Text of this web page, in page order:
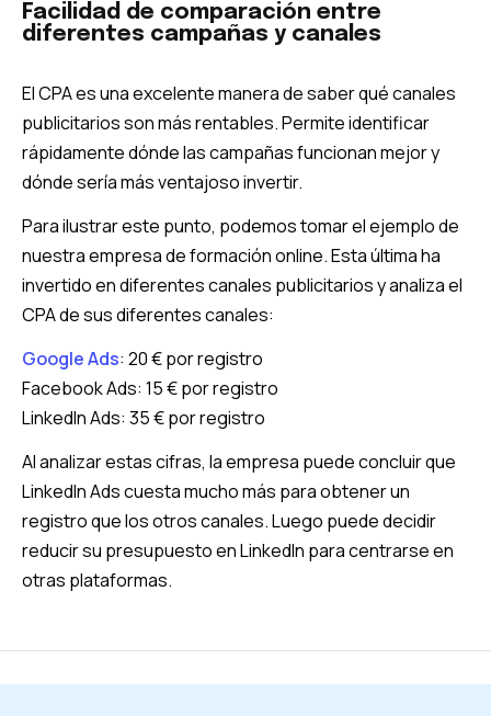
Facilidad de comparación entre
diferentes campañas y canales
El CPA es una excelente manera de saber qué canales
publicitarios son más rentables. Permite identificar
rápidamente dónde las campañas funcionan mejor y
dónde sería más ventajoso invertir.
Para ilustrar este punto, podemos tomar el ejemplo de
nuestra empresa de formación online. Esta última ha
invertido en diferentes canales publicitarios y analiza el
CPA de sus diferentes canales:
Google Ads: 20 € por registro
Facebook Ads: 15 € por registro
LinkedIn Ads: 35 € por registro
Al analizar estas cifras, la empresa puede concluir que
LinkedIn Ads cuesta mucho más para obtener un
registro que los otros canales. Luego puede decidir
reducir su presupuesto en LinkedIn para centrarse en
otras plataformas.